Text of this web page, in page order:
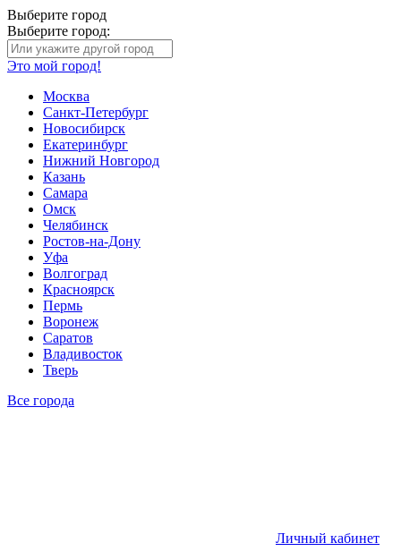
Выберите город
Выберите город:
Это мой город!
Москва
Санкт-Петербург
Новосибирск
Екатеринбург
Нижний Новгород
Казань
Самара
Омск
Челябинск
Ростов-на-Дону
Уфа
Волгоград
Красноярск
Пермь
Воронеж
Саратов
Владивосток
Тверь
Все города
Личный кабинет